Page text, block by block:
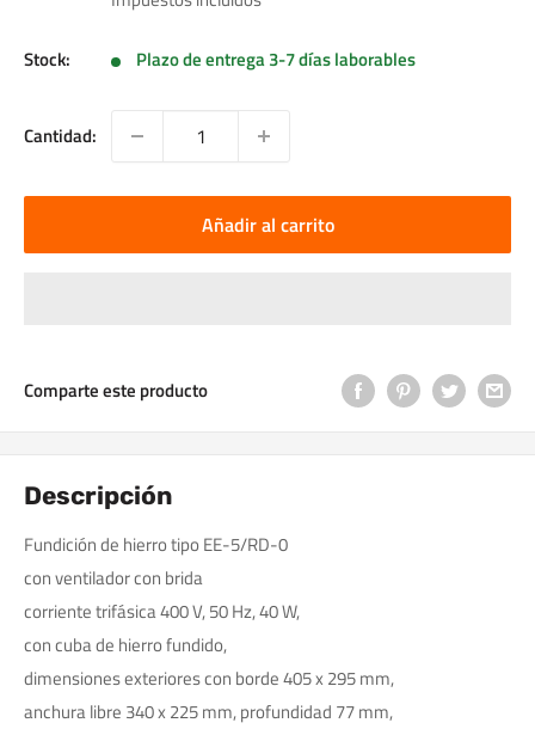
venta
Stock: Plazo de entrega 3-7 días laborables
Cantidad:
Añadir al carrito
Comparte este producto
Descripción
Fundición de hierro tipo EE-5/RD-0
con ventilador con brida
corriente trifásica 400 V, 50 Hz, 40 W,
con cuba de hierro fundido,
dimensiones exteriores con borde 405 x 295 mm,
anchura libre 340 x 225 mm, profundidad 77 mm,